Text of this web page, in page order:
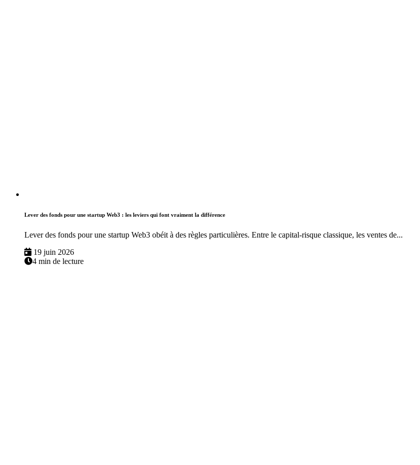
Lever des fonds pour une startup Web3 : les leviers qui font vraiment la différence
Lever des fonds pour une startup Web3 obéit à des règles particulières. Entre le capital-risque classique, les ventes de...
19 juin 2026
4 min de lecture